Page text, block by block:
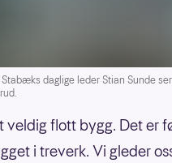
Stabæks daglige leder Stian Sunde
veldig flott bygg. Det er
i treverk. Vi gleder